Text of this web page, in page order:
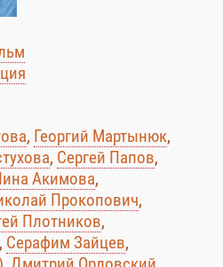
, Георгий Мартынюк,
, Сергей Папов,
Акимова,
Прокопович,
Плотников,
, Серафим Зайцев,